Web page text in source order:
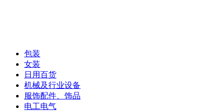
包装
女装
日用百货
机械及行业设备
服饰配件、饰品
电工电气